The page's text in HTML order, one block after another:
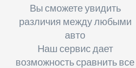
Вы сможете увидить
различия между любыми
авто
Наш сервис дает
возможность сравнить все